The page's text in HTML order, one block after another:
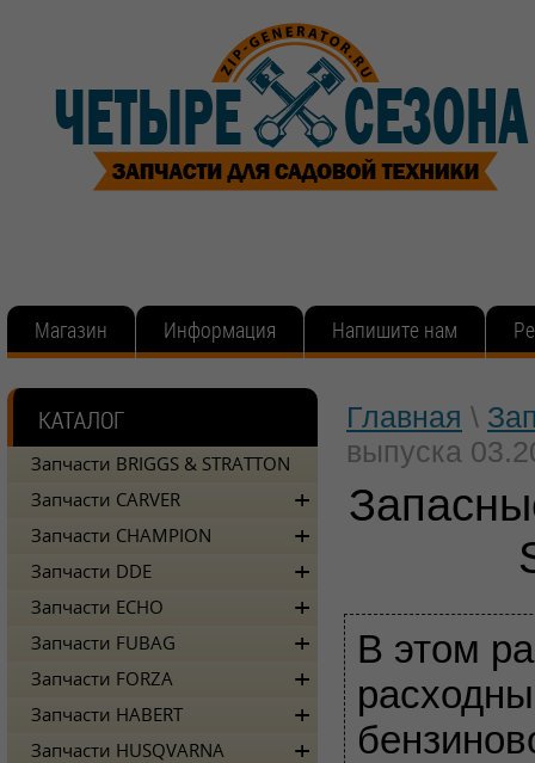
Магазин Информация Напишите нам
Главная \
выпуска
В этом
Запчасти BRIGGS & STRATTON
Запчасти CARVER
Запчасти CHAMPION
Запчасти DDE
Запчасти ECHO
Запчасти FUBAG
Запчасти FORZA
Запчасти HABERT
Запчасти HUSQVARNA